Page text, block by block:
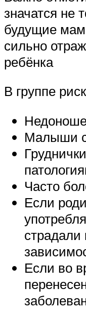
значатся не
будущие
сильно
ребёнка
В группе
Малыши с
Часто
Если
страдали
Если во